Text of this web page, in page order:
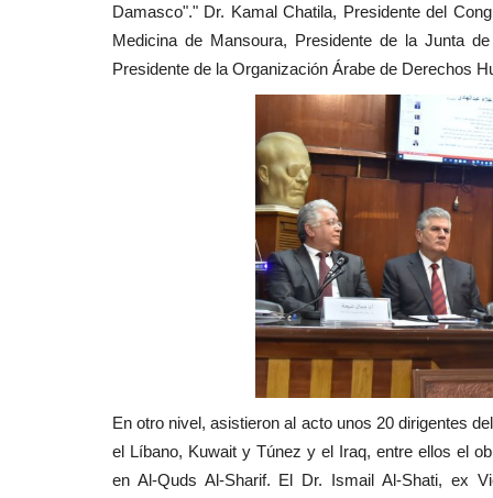
Damasco"." Dr. Kamal Chatila, Presidente del
Medicina de Mansoura, Presidente de la Junta
Presidente de la Organización Árabe de Derechos
En otro nivel, asistieron al acto unos 20 dirigentes
el Líbano, Kuwait y Túnez y el Iraq, entre ellos el
en Al-Quds Al-Sharif. El Dr. Ismail Al-Shati, ex